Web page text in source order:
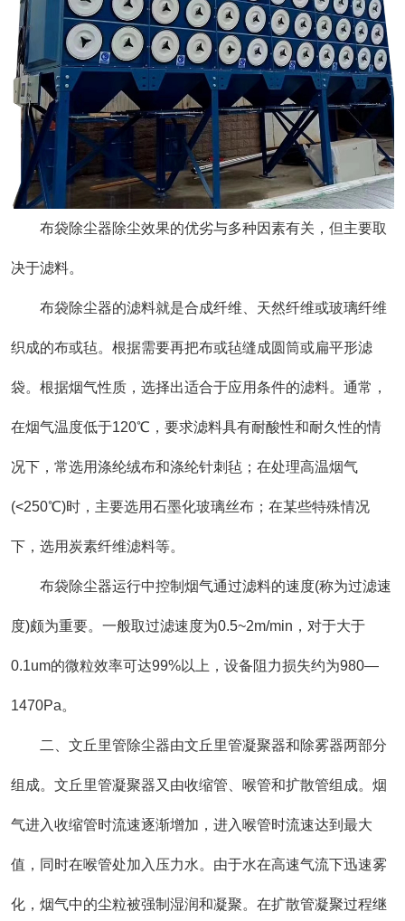
布袋除尘器除尘效果的优劣与多种因素有关，但主要取
决于滤料。
布袋除尘器的滤料就是合成纤维、天然纤维或玻璃纤维
织成的布或毡。根据需要再把布或毡缝成圆筒或扁平形滤
袋。根据烟气性质，选择出适合于应用条件的滤料。通常，
在烟气温度低于120℃，要求滤料具有耐酸性和耐久性的情
况下，常选用涤纶绒布和涤纶针刺毡；在处理高温烟气
(<250℃)时，主要选用石墨化玻璃丝布；在某些特殊情况
下，选用炭素纤维滤料等。
布袋除尘器运行中控制烟气通过滤料的速度(称为过滤速
度)颇为重要。一般取过滤速度为0.5~2m/min，对于大于
0.1um的微粒效率可达99%以上，设备阻力损失约为980—
1470Pa。
二、文丘里管除尘器由文丘里管凝聚器和除雾器两部分
组成。文丘里管凝聚器又由收缩管、喉管和扩散管组成。烟
气进入收缩管时流速逐渐增加，进入喉管时流速达到最大
值，同时在喉管处加入压力水。由于水在高速气流下迅速雾
化，烟气中的尘粒被强制湿润和凝聚。在扩散管凝聚过程继